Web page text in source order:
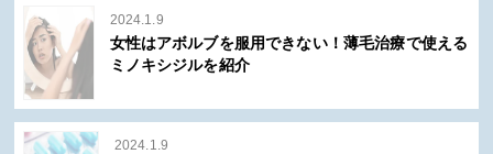
2024.1.9
女性はアボルブを服用できない！薄毛治療で使える
ミノキシジルを紹介
2024.1.9